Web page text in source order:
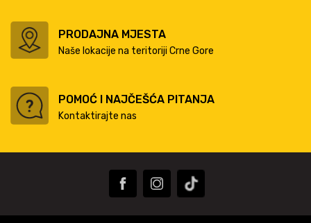
PRODAJNA MJESTA
Naše lokacije na teritoriji Crne Gore
POMOĆ I NAJČEŠĆA PITANJA
Kontaktirajte nas